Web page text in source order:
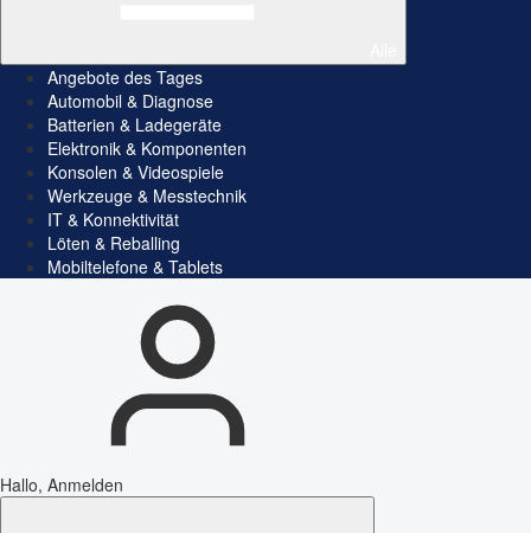
Angebote des Tages
Automobil & Diagnose
Batterien & Ladegeräte
Elektronik & Komponenten
Konsolen & Videospiele
Werkzeuge & Messtechnik
IT & Konnektivität
Löten & Reballing
Mobiltelefone & Tablets
Hallo, Anmelden